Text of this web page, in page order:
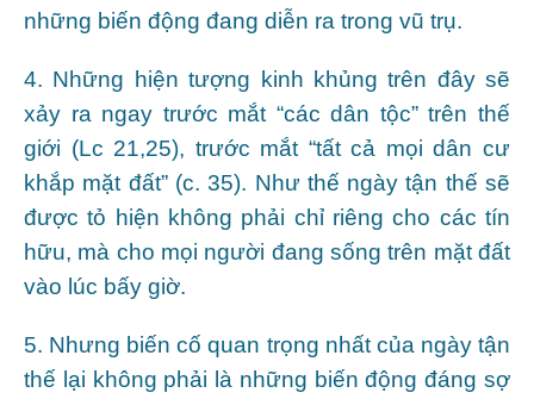
những biến động đang diễn ra trong vũ trụ.
4. Những hiện tượng kinh khủng trên đây sẽ
xảy ra ngay trước mắt “các dân tộc” trên thế
giới (Lc 21,25), trước mắt “tất cả mọi dân cư
khắp mặt đất” (c. 35). Như thế ngày tận thế sẽ
được tỏ hiện không phải chỉ riêng cho các tín
hữu, mà cho mọi người đang sống trên mặt đất
vào lúc bấy giờ.
5. Nhưng biến cố quan trọng nhất của ngày tận
thế lại không phải là những biến động đáng sợ